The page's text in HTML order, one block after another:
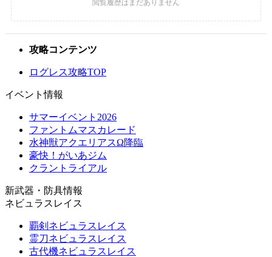
攻略コンテンツ
ログレス攻略TOP
イベント情報
サマーイベント2026
ファントムマスカレード
水神獣アクエリアスΩ降臨
豪快！がいあジム
クラントライアル
新武器・防具情報
ネビュラスレイス
覇剣ネビュラスレイス
霊刀ネビュラスレイス
古代機ネビュラスレイス